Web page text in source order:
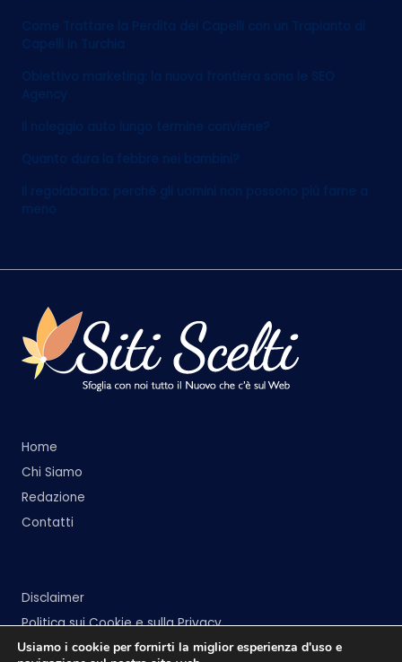
Come Trattare la Perdita dei Capelli con un Trapianto di
Capelli in Turchia
Obiettivo marketing: la nuova frontiera sono le SEO
Agency
Il noleggio auto lungo termine conviene?
Quanto dura la febbre nei bambini?
Il regolabarba: perché gli uomini non possono più farne a
meno
Home
Chi Siamo
Redazione
Contatti
Disclaimer
Politica sui Cookie e sulla Privacy
Usiamo i cookie per fornirti la miglior esperienza d'uso e